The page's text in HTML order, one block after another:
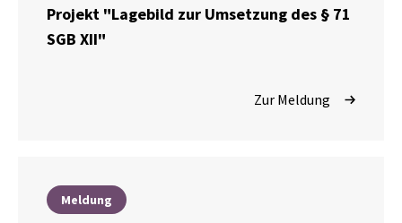
Projekt "Lagebild zur Umsetzung des § 71
SGB XII"
Zur Meldung
Meldung